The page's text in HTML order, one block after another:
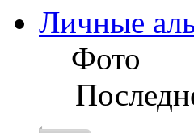
Личные
Фото